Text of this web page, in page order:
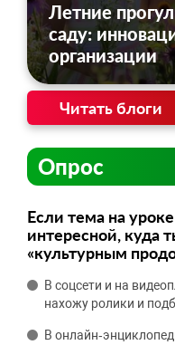
Летние
саду:
организации
Читать блоги
Опрос
Если тема на
интересной, куда
«культурным
В соцсети и на
нахожу ролики и
В